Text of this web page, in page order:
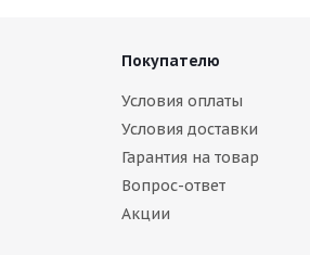
Покупателю
Условия оплаты
Условия доставки
Гарантия на товар
Вопрос-ответ
Акции